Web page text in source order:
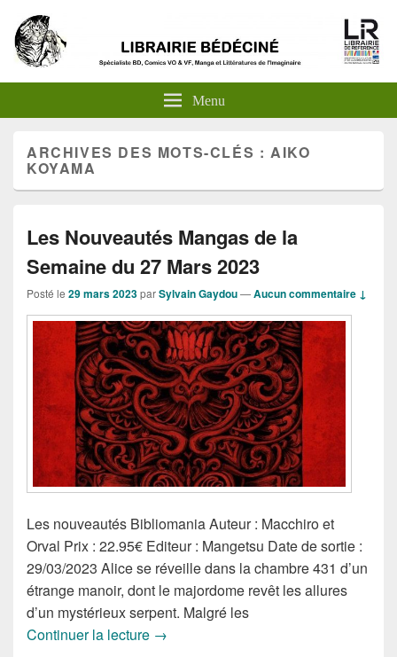
Menu
ARCHIVES DES MOTS-CLÉS : AIKO
KOYAMA
Les Nouveautés Mangas de la
Semaine du 27 Mars 2023
Posté le 29 mars 2023parSylvain Gaydou—Aucun commentaire ↓
Les nouveautés Bibliomania Auteur : Macchiro et
Orval Prix : 22.95€ Editeur : Mangetsu Date de sortie :
29/03/2023 Alice se réveille dans la chambre 431 d’un
étrange manoir, dont le majordome revêt les allures
d’un mystérieux serpent. Malgré les
Continuer la lecture Les Nouveautés Mangas de la
→